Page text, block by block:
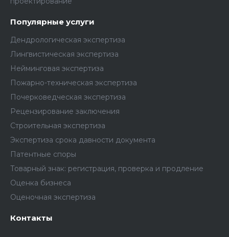
Популярные услуги
Дендрологическая экспертиза
Лингвистическая экспертиза
Нейминговая экспертиза
Пожарно-техническая экспертиза
Почерковедческая экспертиза
Рецензирование заключения
Строительная экспертиза
Экспертиза срока давности документа
Патентные споры
Товарный знак: регистрация, проверка и продление
Оценка бизнеса
Оценочная экспертиза
Контакты